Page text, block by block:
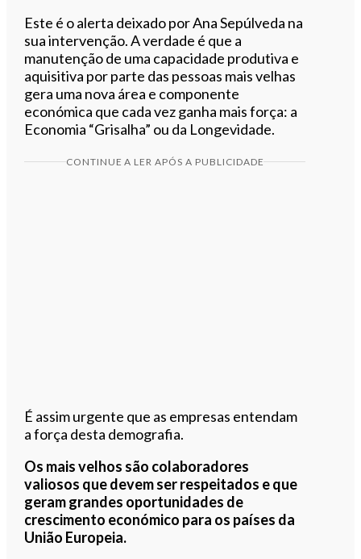
Este é o alerta deixado por Ana Sepúlveda na
sua intervenção. A verdade é que a
manutenção de uma capacidade produtiva e
aquisitiva por parte das pessoas mais velhas
gera uma nova área e componente
económica que cada vez ganha mais força: a
Economia “Grisalha” ou da Longevidade.
CONTINUE A LER APÓS A PUBLICIDADE
É assim urgente que as empresas entendam
a força desta demografia.
Os mais velhos são colaboradores
valiosos que devem ser respeitados e que
geram grandes oportunidades de
crescimento económico para os países da
União Europeia.